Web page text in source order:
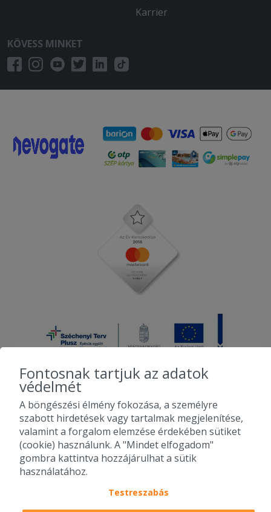
Karrier
KÖVESS MINKET
2010-2026 Copyright - Falatozz.hu - Diston-line Kft.
Pizza, gyros, hamburger, menük kedvező áron, egy helyen az összes
étterem ajánlata.
Fontosnak tartjuk az adatok
védelmét
A böngészési élmény fokozása, a személyre
szabott hirdetések vagy tartalmak megjelenítése,
valamint a forgalom elemzése érdekében sütiket
(cookie) használunk. A "Mindet elfogadom"
gombra kattintva hozzájárulhat a sütik
használatához.
Testreszabás